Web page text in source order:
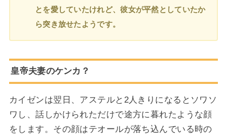
とを愛していたけれど、彼女が平然としていたか
ら突き放せたようです。
皇帝夫妻のケンカ？
カイゼンは翌日、アステルと2人きりになるとソワソ
ワし、話しかけられただけで途方に暮れたような顔
をします。その顔はテオールが落ち込んでいる時の